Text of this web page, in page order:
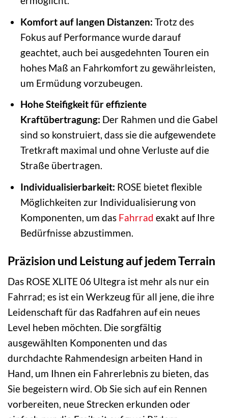
Komfort auf langen Distanzen: Trotz des
Fokus auf Performance wurde darauf
geachtet, auch bei ausgedehnten Touren ein
hohes Maß an Fahrkomfort zu gewährleisten,
um Ermüdung vorzubeugen.
Hohe Steifigkeit für effiziente
Kraftübertragung: Der Rahmen und die Gabel
sind so konstruiert, dass sie die aufgewendete
Tretkraft maximal und ohne Verluste auf die
Straße übertragen.
Individualisierbarkeit: ROSE bietet flexible
Möglichkeiten zur Individualisierung von
Komponenten, um das Fahrrad exakt auf Ihre
Bedürfnisse abzustimmen.
Präzision und Leistung auf jedem Terrain
Das ROSE XLITE 06 Ultegra ist mehr als nur ein
Fahrrad; es ist ein Werkzeug für all jene, die ihre
Leidenschaft für das Radfahren auf ein neues
Level heben möchten. Die sorgfältig
ausgewählten Komponenten und das
durchdachte Rahmendesign arbeiten Hand in
Hand, um Ihnen ein Fahrerlebnis zu bieten, das
Sie begeistern wird. Ob Sie sich auf ein Rennen
vorbereiten, neue Strecken erkunden oder